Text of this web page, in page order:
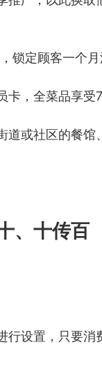
锁定顾客一个月
，全菜品享受7
或社区的餐馆
、十传百
设置，只要消